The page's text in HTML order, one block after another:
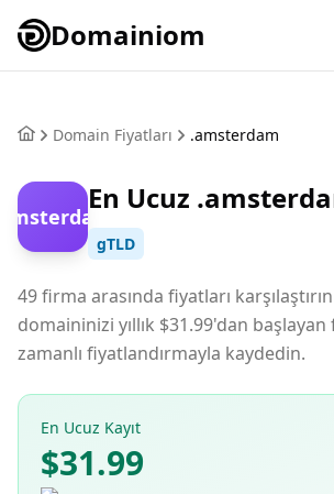
Domainiom
Domain Fiyatları .amsterdam
En Ucuz
gTLD
49 firma arasında fiyatları
domaininizi yıllık $31.99'dan
zamanlı fiyatlandırmayla kaydedin.
En Ucuz Kayıt
$31.99